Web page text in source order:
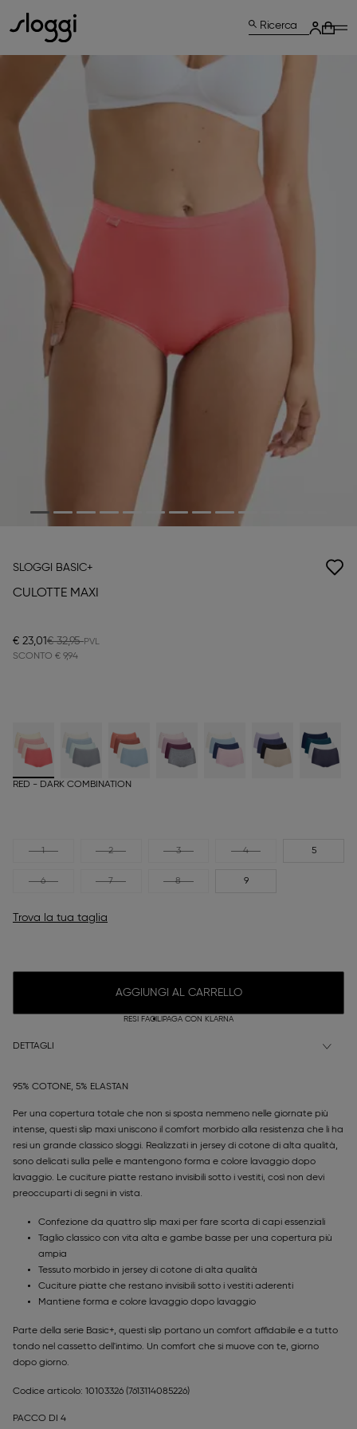
Ricerca
SLOGGI BASIC+
CULOTTE MAXI
€ 23,01€ 32,95
SCONTO € 9,94
RED - DARK COMBINATION
1 2 3 4 5
6 7 8 9
Trova la tua taglia
AGGIUNGI AL CARRELLO
RESI FACILI PAGA CON KLARNA
DETTAGLI
95% COTONE, 5% ELASTAN
Per una copertura totale che non si sposta nemmeno nelle giornate più
intense, questi slip maxi uniscono il comfort morbido alla resistenza che li ha
resi un grande classico sloggi. Realizzati in jersey di cotone di alta qualità,
sono delicati sulla pelle e mantengono forma e colore lavaggio dopo
lavaggio. Le cuciture piatte restano invisibili sotto i vestiti, così non devi
preoccuparti di segni in vista.
Confezione da quattro slip maxi per fare scorta di capi essenziali
Taglio classico con vita alta e gambe basse per una copertura più
ampia
Tessuto morbido in jersey di cotone di alta qualità
Cuciture piatte che restano invisibili sotto i vestiti aderenti
Mantiene forma e colore lavaggio dopo lavaggio
Parte della serie Basic+, questi slip portano un comfort affidabile e a tutto
tondo nel cassetto dell'intimo. Un comfort che si muove con te, giorno
dopo giorno.
Codice articolo: 10103326 (7613114085226)
PACCO DI 4